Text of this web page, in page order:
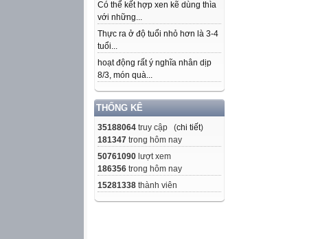
Có thể kết hợp xen kẽ dùng thìa
với những...
Thực ra ở độ tuổi nhỏ hơn là 3-4
tuổi...
hoạt động rất ý nghĩa nhân dịp
8/3, món quà...
THỐNG KÊ
35188064 truy cập (chi tiết)
181347 trong hôm nay
50761090 lượt xem
186356 trong hôm nay
15281338 thành viên